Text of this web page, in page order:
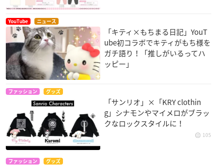
YouTube ニュース
「キティ×もちまる日記」YouT
ube初コラボでキティがもち様を
ガチ語り！「推しがいるってハ
ッピー」
ファッション グッズ
「サンリオ」×「KRY clothin
g」シナモンやマイメロがブラッ
クなロックスタイルに！
105
ファッション グッズ